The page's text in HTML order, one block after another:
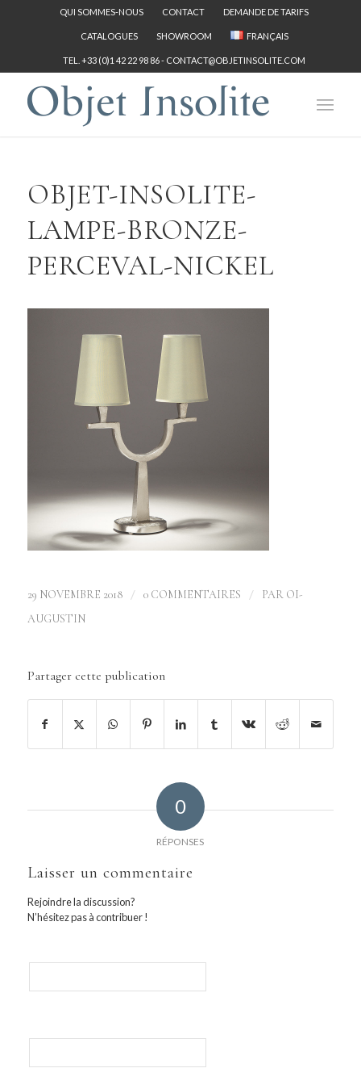
QUI SOMMES-NOUS CONTACT DEMANDE DE TARIFS
CATALOGUES SHOWROOM FRANÇAIS
TEL. +33 (0)1 42 22 98 86 - CONTACT@OBJETINSOLITE.COM
OBJET-INSOLITE-
LAMPE-BRONZE-
PERCEVAL-NICKEL
29 NOVEMBRE 2018 / 0 COMMENTAIRES / PAR OI-
AUGUSTIN
Partager cette publication
0
RÉPONSES
Laisser un commentaire
Rejoindre la discussion?
N’hésitez pas à contribuer !